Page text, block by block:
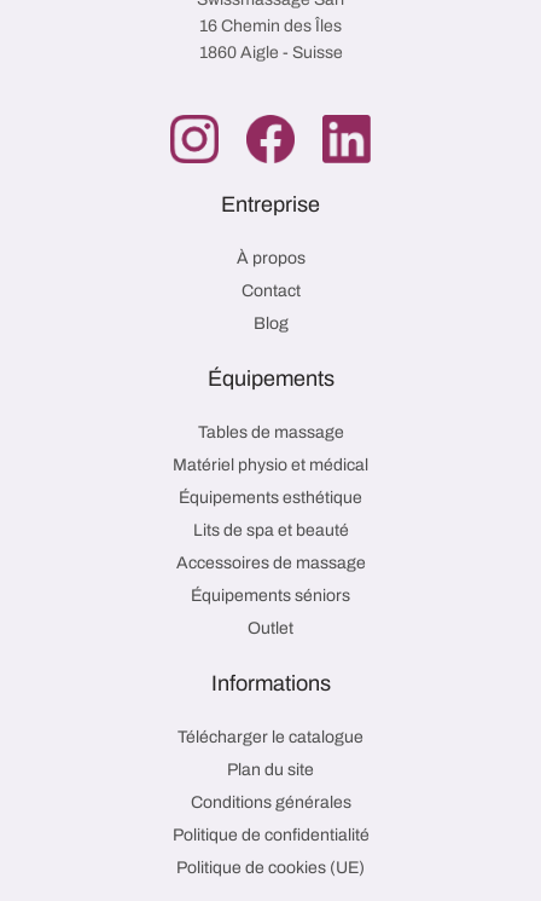
16 Chemin des Îles
1860 Aigle - Suisse
Entreprise
À propos
Contact
Blog
Équipements
Tables de massage
Matériel physio et médical
Équipements esthétique
Lits de spa et beauté
Accessoires de massage
Équipements séniors
Outlet
Informations
Télécharger le catalogue
Plan du site
Conditions générales
Politique de confidentialité
Politique de cookies (UE)